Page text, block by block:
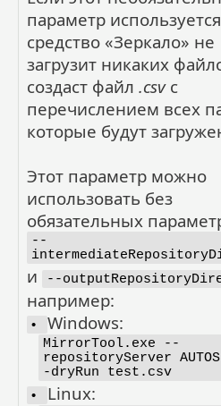
параметр
средство «Зеркало» не
загрузит никаких
создаст файл .csvс
перечислением всех
которые будут
Этот параметр можно
использовать без
обязательных
--
и --
например:
• Windows:
MirrorTool.exe --
repositoryServer
-dryRun test.csv
•
Linux: